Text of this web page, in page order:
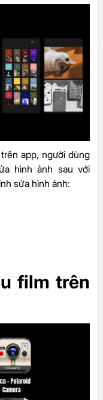
app, người dùng
hình ảnh sau với
sửa hình ảnh:
film trên